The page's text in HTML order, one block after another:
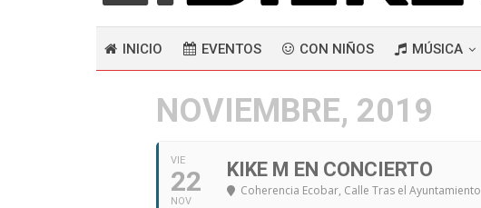
INICIO EVENTOS CON NIÑOS MÚSICA
NOVIEMBRE, 2019
VIE
22
NOV
KIKE M EN CONCIERTO
Coherencia Ecobar, Calle Tras el Ayuntamiento